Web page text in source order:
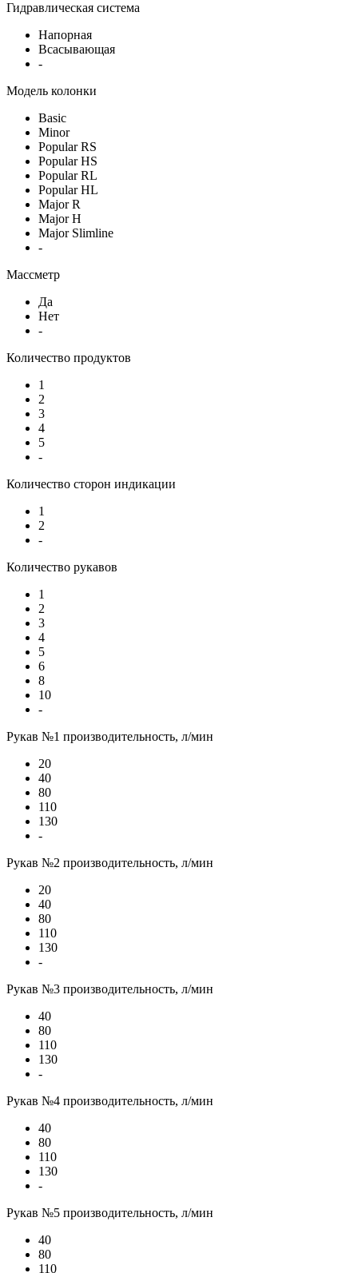
Гидравлическая система
Напорная
Всасывающая
-
Модель колонки
Basic
Minor
Popular RS
Popular HS
Popular RL
Popular HL
Major R
Major H
Major Slimline
-
Массметр
Да
Нет
-
Количество продуктов
1
2
3
4
5
-
Количество сторон индикации
1
2
-
Количество рукавов
1
2
3
4
5
6
8
10
-
Рукав №1 производительность, л/мин
20
40
80
110
130
-
Рукав №2 производительность, л/мин
20
40
80
110
130
-
Рукав №3 производительность, л/мин
40
80
110
130
-
Рукав №4 производительность, л/мин
40
80
110
130
-
Рукав №5 производительность, л/мин
40
80
110